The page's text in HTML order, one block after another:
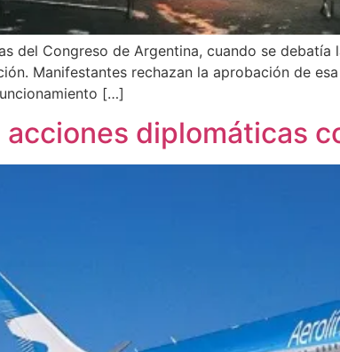
del Congreso de Argentina, cuando se debatía
Manifestantes rechazan la aprobación de
[…]
diplomáticas